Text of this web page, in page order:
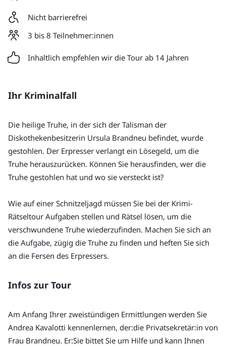
Nicht barrierefrei
3 bis 8 Teilnehmer:innen
Inhaltlich empfehlen wir die Tour ab 14 Jahren
Ihr Kriminalfall
Die heilige Truhe, in der sich der Talisman der
Diskothekenbesitzerin Ursula Brandneu befindet, wurde
gestohlen. Der Erpresser verlangt ein Lösegeld, um die
Truhe herauszurücken. Können Sie herausfinden, wer die
Truhe gestohlen hat und wo sie versteckt ist?
Wie auf einer Schnitzeljagd müssen Sie bei der Krimi-
Rätseltour Aufgaben stellen und Rätsel lösen, um die
verschwundene Truhe wiederzufinden. Machen Sie sich an
die Aufgabe, zügig die Truhe zu finden und heften Sie sich
an die Fersen des Erpressers.
Infos zur Tour
Am Anfang Ihrer zweistündigen Ermittlungen werden Sie
Andrea Kavalotti kennenlernen, der:die Privatsekretär:in von
Frau Brandneu. Er:Sie bittet Sie um Hilfe und kann Ihnen